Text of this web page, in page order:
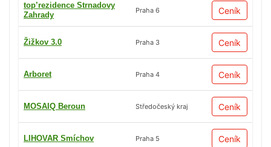
top’rezidence Strnadovy
Zahrady
Praha 6 Ceník
Žižkov 3.0 Praha 3 Ceník
Arboret Praha 4 Ceník
MOSAIQ Beroun Středočeský kraj Ceník
LIHOVAR Smíchov Praha 5 Ceník